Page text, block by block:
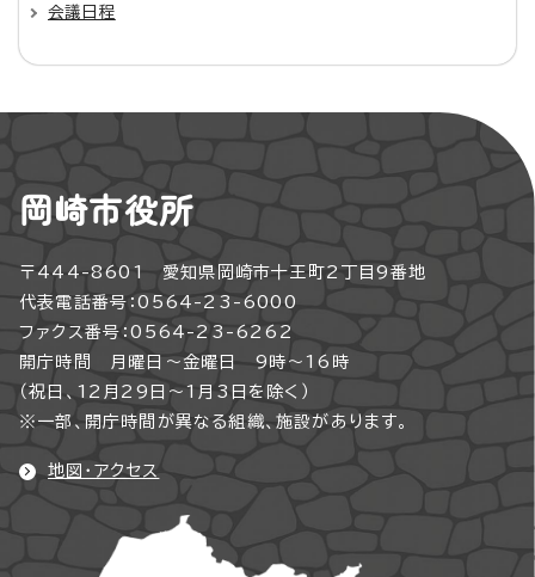
会議日程
岡崎市役所
〒444-8601 愛知県岡崎市十王町2丁目9番地
代表電話番号：0564-23-6000
ファクス番号：0564-23-6262
開庁時間 月曜日～金曜日 9時～16時
（祝日、12月29日～1月3日を除く）
※一部、開庁時間が異なる組織、施設があります。
地図・アクセス